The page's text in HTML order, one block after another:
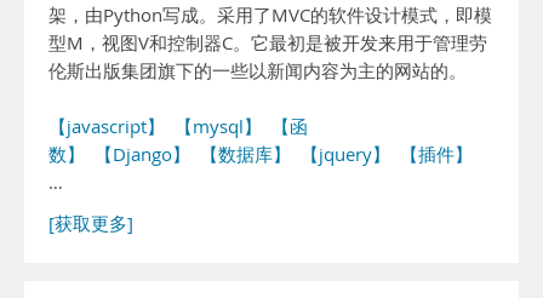
架，由Python写成。采用了MVC的软件设计模式，即模
型M，视图V和控制器C。它最初是被开发来用于管理劳
伦斯出版集团旗下的一些以新闻内容为主的网站的。
【javascript】 【mysql】
【函
数】
【Django】 【数据库】 【jquery】
【插件】
…
[获取更多]